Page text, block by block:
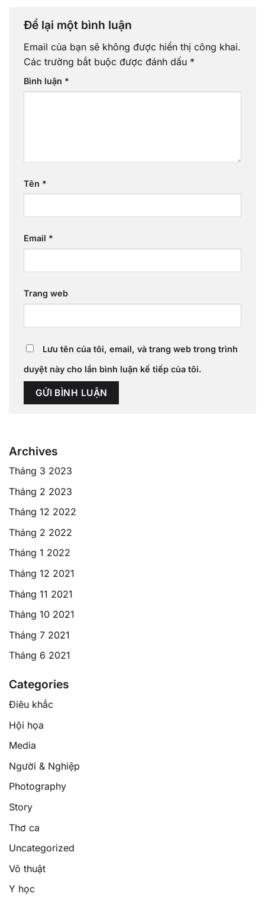
Để lại một bình luận
Email của bạn sẽ không được hiển thị công khai.
Các trường bắt buộc được đánh dấu *
Bình luận *
Tên *
Email *
Trang web
Lưu tên của tôi, email, và trang web trong trình
duyệt này cho lần bình luận kế tiếp của tôi.
Archives
Tháng 3 2023
Tháng 2 2023
Tháng 12 2022
Tháng 2 2022
Tháng 1 2022
Tháng 12 2021
Tháng 11 2021
Tháng 10 2021
Tháng 7 2021
Tháng 6 2021
Categories
Điêu khắc
Hội họa
Media
Người & Nghiệp
Photography
Story
Thơ ca
Uncategorized
Võ thuật
Y học